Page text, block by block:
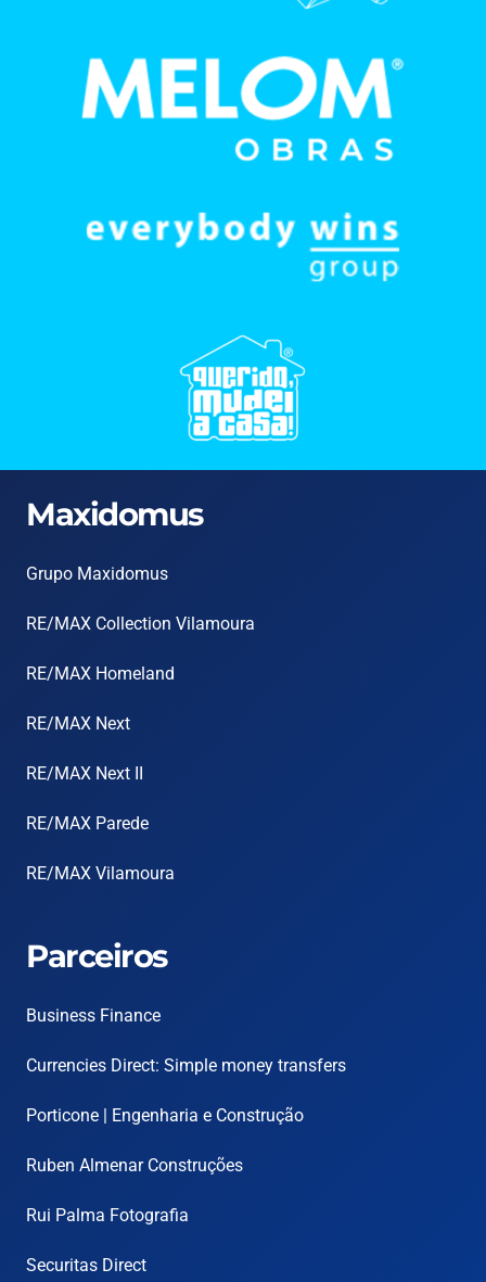
Maxidomus
Grupo Maxidomus
RE/MAX Collection Vilamoura
RE/MAX Homeland
RE/MAX Next
RE/MAX Next II
RE/MAX Parede
RE/MAX Vilamoura
Parceiros
Business Finance
Currencies Direct: Simple money transfers
Porticone | Engenharia e Construção
Ruben Almenar Construções
Rui Palma Fotografia
Securitas Direct